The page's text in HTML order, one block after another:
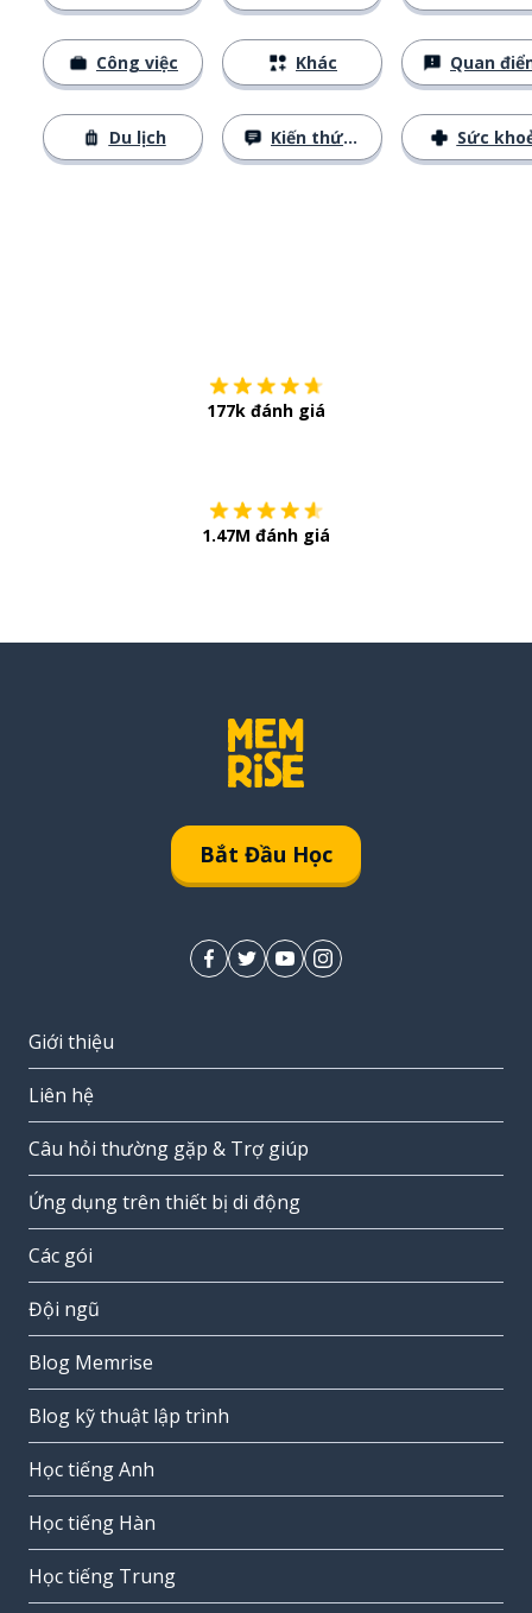
Công việc
Du lịch
Khác
Kiến thức cơ bản
Quan
Sức
177k đánh giá
1.47M đánh giá
Bắt Đầu Học
Giới thiệu
Liên hệ
Câu hỏi thường gặp & Trợ giúp
Ứng dụng trên thiết bị di động
Các gói
Đội ngũ
Blog Memrise
Blog kỹ thuật lập trình
Học tiếng Anh
Học tiếng Hàn
Học tiếng Trung